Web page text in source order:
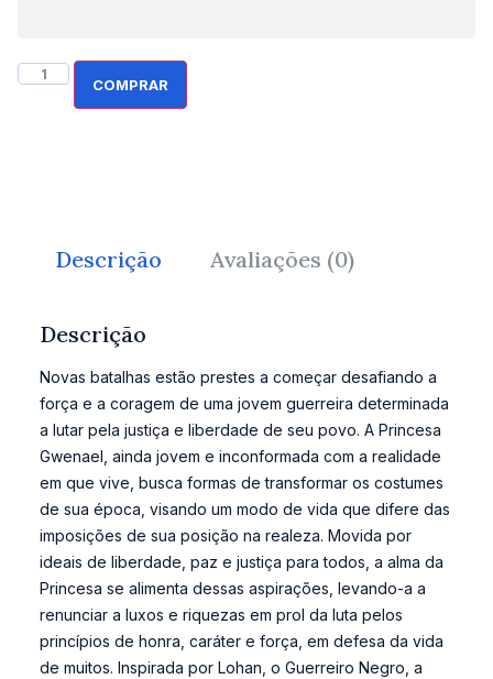
COMPRAR
Descrição Avaliações (0)
Descrição
Novas batalhas estão prestes a começar desafiando a
força e a coragem de uma jovem guerreira determinada
a lutar pela justiça e liberdade de seu povo. A Princesa
Gwenael, ainda jovem e inconformada com a realidade
em que vive, busca formas de transformar os costumes
de sua época, visando um modo de vida que difere das
imposições de sua posição na realeza. Movida por
ideais de liberdade, paz e justiça para todos, a alma da
Princesa se alimenta dessas aspirações, levando-a a
renunciar a luxos e riquezas em prol da luta pelos
princípios de honra, caráter e força, em defesa da vida
de muitos. Inspirada por Lohan, o Guerreiro Negro, a